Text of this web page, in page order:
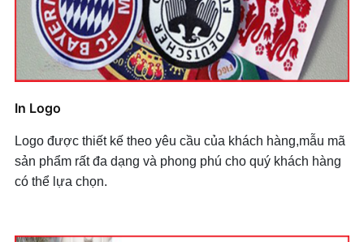
In Logo
Logo được thiết kế theo yêu cầu của khách hàng,mẫu mã
sản phẩm rất đa dạng và phong phú cho quý khách hàng
có thể lựa chọn.